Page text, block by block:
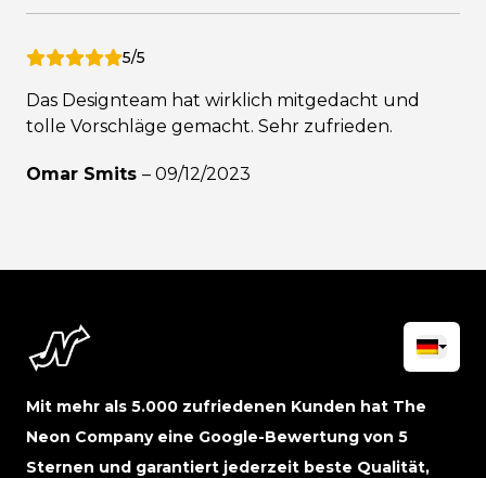
5/5
Das Designteam hat wirklich mitgedacht und
tolle Vorschläge gemacht. Sehr zufrieden.
Omar Smits – 09/12/2023
Mit mehr als 5.000 zufriedenen Kunden hat The
Neon Company eine Google-Bewertung von 5
Sternen und garantiert jederzeit beste Qualität,